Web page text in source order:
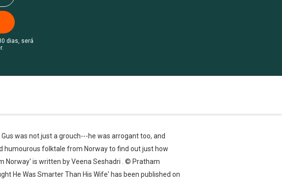
dias, será
was not just a grouch---he was arrogant too, and
humourous folktale from Norway to find out just how
Norway' is written by Veena Seshadri . © Pratham
He Was Smarter Than His Wife' has been published on